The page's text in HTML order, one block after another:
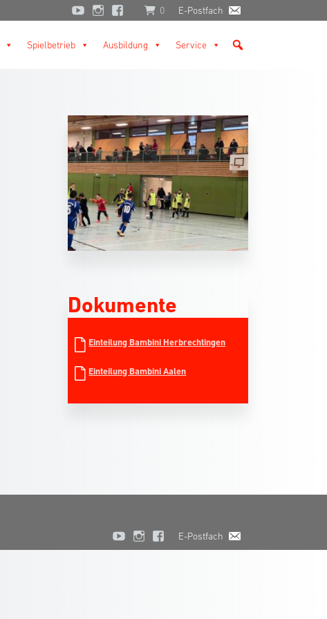
0 E-Postfach
Spielbetrieb Ausbildung Service
Dokumente
Einteilung Bambini Herbrechtingen
Einteilung Bambini Aalen
E-Postfach